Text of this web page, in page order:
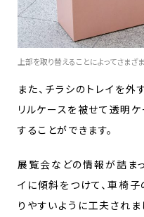
展覧会などの情報が詰ま
イに傾斜をつけて、車椅
りやすいように工夫されま
また、チラシのトレイを外
リルケースを被せて透明
することができます。
上部を取り替えることによってさまざ